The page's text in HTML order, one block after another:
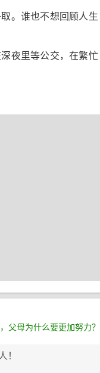
。谁也不想回顾人生
夜里等公交，在繁忙
父母为什么要更加努力？
！